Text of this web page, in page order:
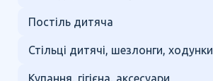
Постіль дитяча
Стільці дитячі, шезлонги, ходунки
Купання, гігієна, аксесуари